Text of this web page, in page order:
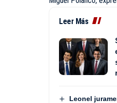
Leer Más
Leonel